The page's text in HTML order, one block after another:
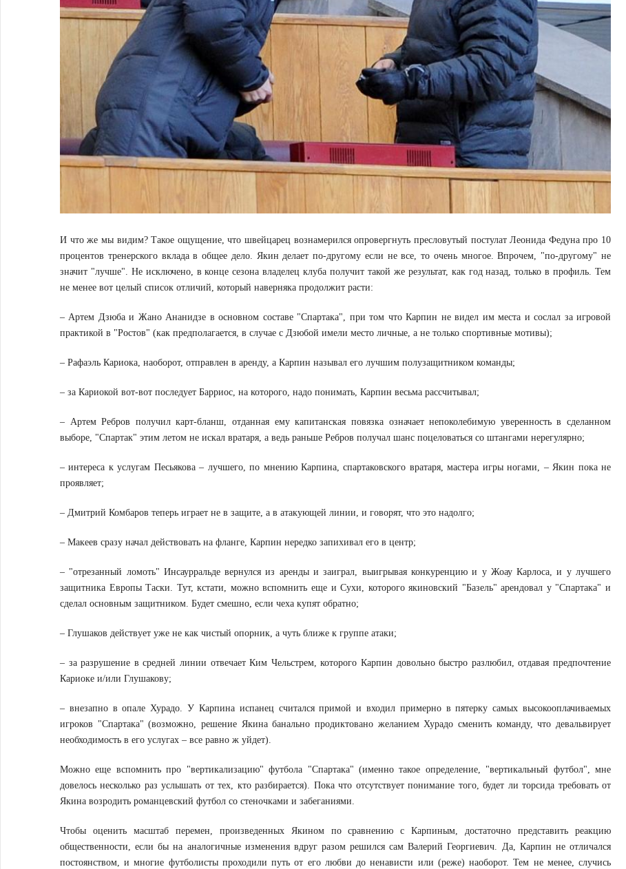
И что же мы видим? Такое ощущение, что швейцарец вознамерился опровергнуть пресловутый постулат Леонида Федуна про 10
процентов тренерского вклада в общее дело. Якин делает по-другому если не все, то очень многое. Впрочем, "по-другому" не
значит "лучше". Не исключено, в конце сезона владелец клуба получит такой же результат, как год назад, только в профиль. Тем
не менее вот целый список отличий, который наверняка продолжит расти:
– Артем Дзюба и Жано Ананидзе в основном составе "Спартака", при том что Карпин не видел им места и сослал за игровой
практикой в "Ростов" (как предполагается, в случае с Дзюбой имели место личные, а не только спортивные мотивы);
– Рафаэль Кариока, наоборот, отправлен в аренду, а Карпин называл его лучшим полузащитником команды;
– за Кариокой вот-вот последует Барриос, на которого, надо понимать, Карпин весьма рассчитывал;
– Артем Ребров получил карт-бланш, отданная ему капитанская повязка означает непоколебимую уверенность в сделанном
выборе, "Спартак" этим летом не искал вратаря, а ведь раньше Ребров получал шанс поцеловаться со штангами нерегулярно;
– интереса к услугам Песьякова – лучшего, по мнению Карпина, спартаковского вратаря, мастера игры ногами, – Якин пока не
проявляет;
– Дмитрий Комбаров теперь играет не в защите, а в атакующей линии, и говорят, что это надолго;
– Макеев сразу начал действовать на фланге, Карпин нередко запихивал его в центр;
– "отрезанный ломоть" Инсаурральде вернулся из аренды и заиграл, выигрывая конкуренцию и у Жоау Карлоса, и у лучшего
защитника Европы Таски. Тут, кстати, можно вспомнить еще и Сухи, которого якиновский "Базель" арендовал у "Спартака" и
сделал основным защитником. Будет смешно, если чеха купят обратно;
– Глушаков действует уже не как чистый опорник, а чуть ближе к группе атаки;
– за разрушение в средней линии отвечает Ким Чельстрем, которого Карпин довольно быстро разлюбил, отдавая предпочтение
Кариоке и/или Глушакову;
– внезапно в опале Хурадо. У Карпина испанец считался примой и входил примерно в пятерку самых высокооплачиваемых
игроков "Спартака" (возможно, решение Якина банально продиктовано желанием Хурадо сменить команду, что девальвирует
необходимость в его услугах – все равно ж уйдет).
Можно еще вспомнить про "вертикализацию" футбола "Спартака" (именно такое определение, "вертикальный футбол", мне
довелось несколько раз услышать от тех, кто разбирается). Пока что отсутствует понимание того, будет ли торсида требовать от
Якина возродить романцевский футбол со стеночками и забеганиями.
Чтобы оценить масштаб перемен, произведенных Якином по сравнению с Карпиным, достаточно представить реакцию
общественности, если бы на аналогичные изменения вдруг разом решился сам Валерий Георгиевич. Да, Карпин не отличался
постоянством, и многие футболисты проходили путь от его любви до ненависти или (реже) наоборот. Тем не менее, случись